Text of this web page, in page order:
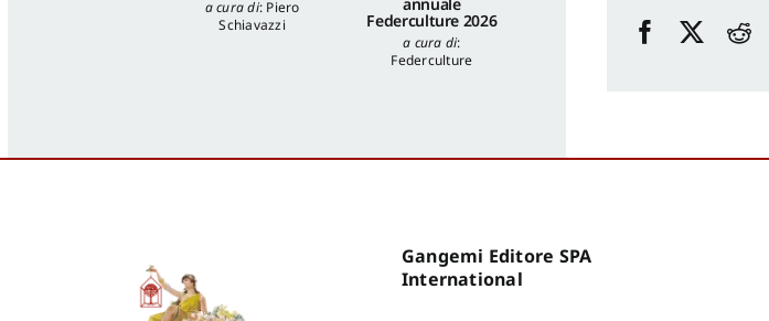
a cura di: Piero
Schiavazzi
Federculture 2026
a cura di:
Federculture
Gangemi Editore SPA
International